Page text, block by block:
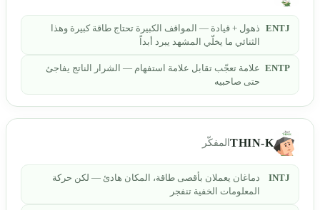
ENTJ ذهول + قيادة — المواقف الكبيرة تحتاج طاقة كبيرة وهذا
الثنائي ما يخلّي المشهد يبرد أبداً
ENTP علامة تعجّب تقابل علامة استفهام — الشرار الناتج يفاجئ
حتى صاحبيه
THIN-K المفكّر
INTJ
دماغان يعملان بأقصى طاقة، المكان هادئ — لكن حركة
المعلومات الخفية تنفجر